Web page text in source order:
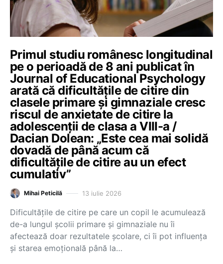
Primul studiu românesc longitudinal
pe o perioadă de 8 ani publicat în
Journal of Educational Psychology
arată că dificultățile de citire din
clasele primare și gimnaziale cresc
riscul de anxietate de citire la
adolescenții de clasa a VIII-a /
Dacian Dolean: „Este cea mai solidă
dovadă de până acum că
dificultățile de citire au un efect
cumulativ”
Mihai Peticilă 13 iulie 2026
Dificultățile de citire pe care un copil le acumulează
de-a lungul școlii primare și gimnaziale nu îi
afectează doar rezultatele școlare, ci îi pot influența
și starea emoțională până la…